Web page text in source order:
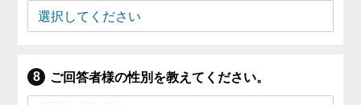
ご回答者様の性別を教えてください。